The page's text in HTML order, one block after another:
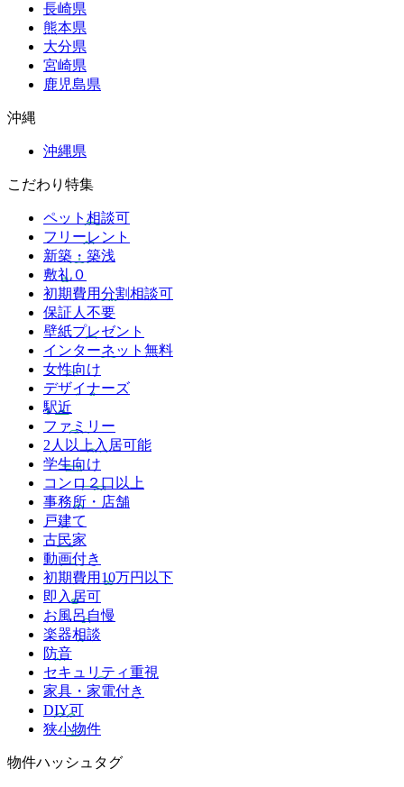
長崎県
熊本県
大分県
宮崎県
鹿児島県
沖縄
沖縄県
こだわり特集
ペット相談可
フリーレント
新築・築浅
敷礼０
初期費用分割相談可
保証人不要
壁紙プレゼント
インターネット無料
女性向け
デザイナーズ
駅近
ファミリー
2人以上入居可能
学生向け
コンロ２口以上
事務所・店舗
戸建て
古民家
動画付き
初期費用10万円以下
即入居可
お風呂自慢
楽器相談
防音
セキュリティ重視
家具・家電付き
DIY可
狭小物件
物件ハッシュタグ